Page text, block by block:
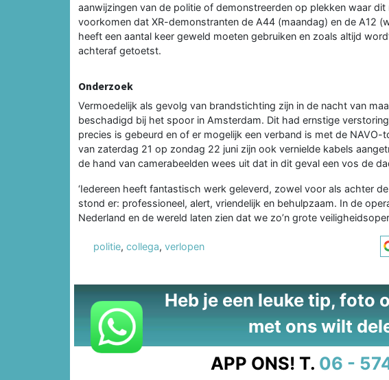
aanwijzingen van de politie of demonstreerden op plekken waar
voorkomen dat XR-demonstranten de A44 (maandag) en de A12
heeft een aantal keer geweld moeten gebruiken en zoals altijd
achteraf getoetst.
Onderzoek
Vermoedelijk als gevolg van brandstichting zijn in de nacht van
beschadigd bij het spoor in Amsterdam. Dit had ernstige
precies is gebeurd en of er mogelijk een verband is met de
van zaterdag 21 op zondag 22 juni zijn ook vernielde kabels
de hand van camerabeelden wees uit dat in dit geval een vos de
‘Iedereen heeft fantastisch werk geleverd, zowel voor als achter de
stond er: professioneel, alert, vriendelijk en behulpzaam. In de
Nederland en de wereld laten zien dat we zo’n grote
politie, collega, verlopen
Heb je een leuke tip, foto
met ons wilt
APP ONS! T. 06 -